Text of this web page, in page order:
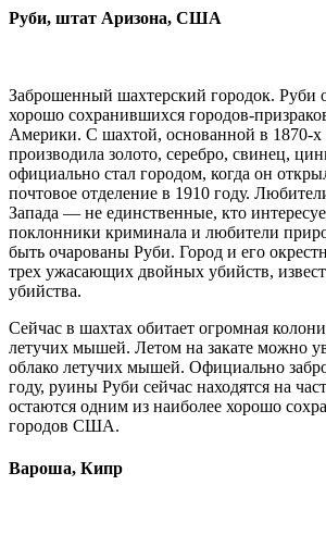
Руби, штат Аризона, США
Заброшенный шахтерский городок. Руби
хорошо сохранившихся городов-
Америки. С шахтой, основанной в 1870-х
производила золото, серебро, свинец,
официально стал городом, когда он
почтовое отделение в 1910 году.
Запада — не единственные, кто
поклонники криминала и любители
быть очарованы Руби. Город и его
трех ужасающих двойных убийств,
убийства.
Сейчас в шахтах обитает огромная
летучих мышей. Летом на закате можно
облако летучих мышей. Официально
году, руины Руби сейчас находятся на
остаются одним из наиболее хорошо
городов США.
Вароша, Кипр